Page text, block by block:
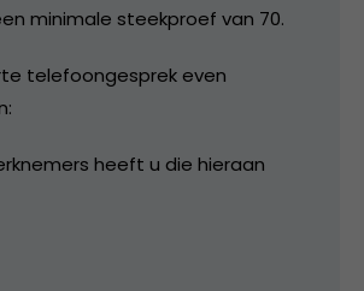
minimale steekproef van 70.
telefoongesprek even
heeft u die hieraan